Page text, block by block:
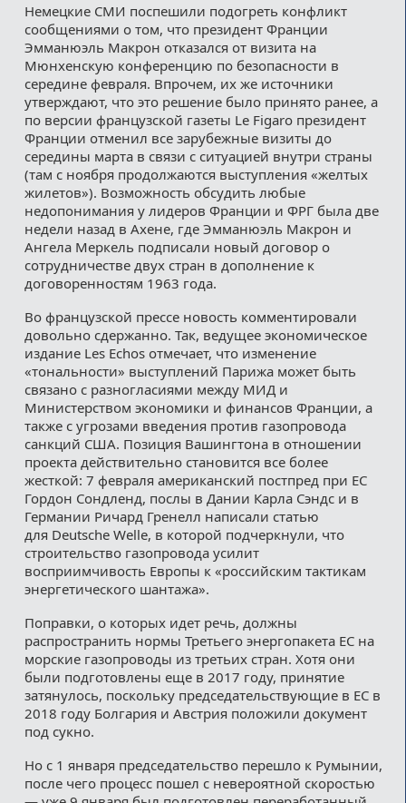
Немецкие СМИ поспешили подогреть конфликт
сообщениями о том, что президент Франции
Эмманюэль Макрон отказался от визита на
Мюнхенскую конференцию по безопасности в
середине февраля. Впрочем, их же источники
утверждают, что это решение было принято ранее, а
по версии французской газеты Le Figaro президент
Франции отменил все зарубежные визиты до
середины марта в связи с ситуацией внутри страны
(там с ноября продолжаются выступления «желтых
жилетов»). Возможность обсудить любые
недопонимания у лидеров Франции и ФРГ была две
недели назад в Ахене, где Эмманюэль Макрон и
Ангела Меркель подписали новый договор о
сотрудничестве двух стран в дополнение к
договоренностям 1963 года.
Во французской прессе новость комментировали
довольно сдержанно. Так, ведущее экономическое
издание Les Echos отмечает, что изменение
«тональности» выступлений Парижа может быть
связано с разногласиями между МИД и
Министерством экономики и финансов Франции, а
также с угрозами введения против газопровода
санкций США. Позиция Вашингтона в отношении
проекта действительно становится все более
жесткой: 7 февраля американский постпред при ЕС
Гордон Сондленд, послы в Дании Карла Сэндс и в
Германии Ричард Гренелл написали статью
для Deutsche Welle, в которой подчеркнули, что
строительство газопровода усилит
восприимчивость Европы к «российским тактикам
энергетического шантажа».
Поправки, о которых идет речь, должны
распространить нормы Третьего энергопакета ЕС на
морские газопроводы из третьих стран. Хотя они
были подготовлены еще в 2017 году, принятие
затянулось, поскольку председательствующие в ЕС в
2018 году Болгария и Австрия положили документ
под сукно.
Но с 1 января председательство перешло к Румынии,
после чего процесс пошел с невероятной скоростью